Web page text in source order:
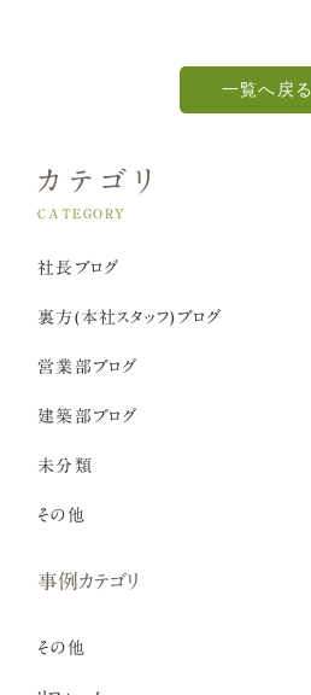
一覧へ戻る
カテゴリ
CATEGORY
社長ブログ
裏方(本社スタッフ)ブログ
営業部ブログ
建築部ブログ
未分類
その他
事例カテゴリ
その他